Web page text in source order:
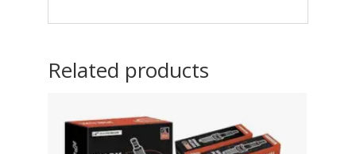
Related products